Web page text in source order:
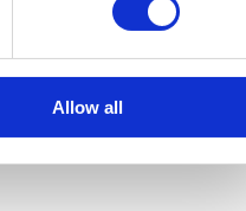
Allow all